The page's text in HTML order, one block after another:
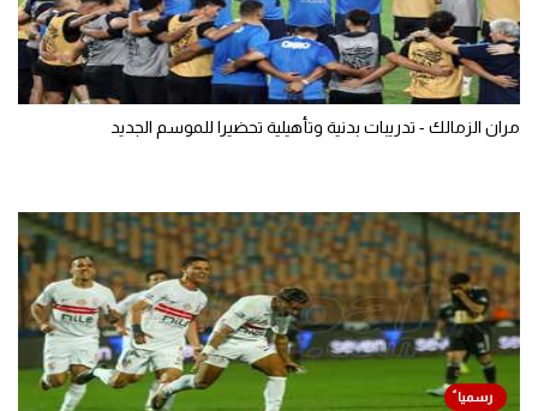
مران الزمالك - تدريبات بدنية وتأهيلية تحضيرا للموسم الجديد